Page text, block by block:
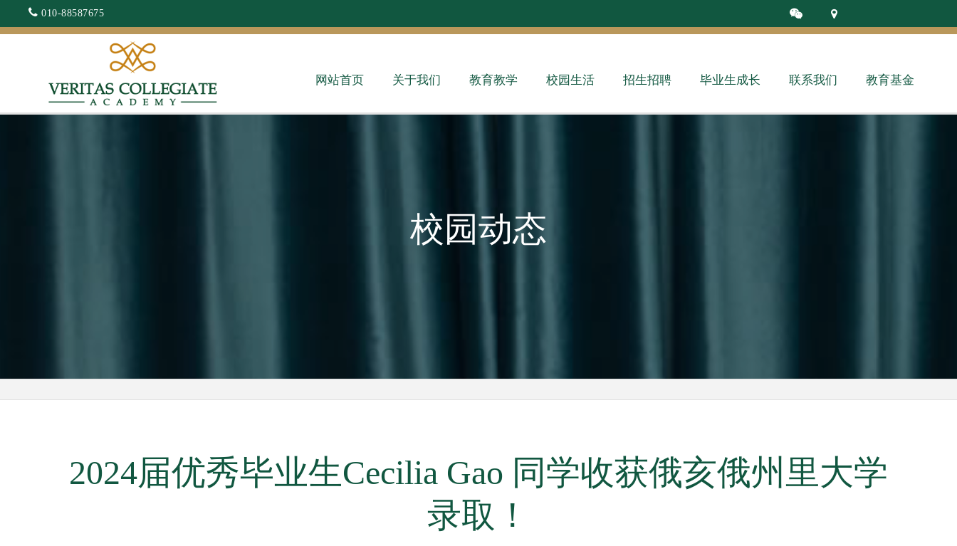
010-88587675
网站首页 关于我们 教育教学 校园生活 招生招聘 毕业生成长 联系我们 教育基金
校园动态
2024届优秀毕业生Cecilia Gao 同学收获俄亥俄州里大学
录取！